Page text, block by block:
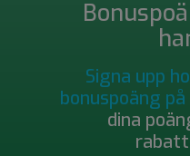
Signa upp
bonuspoäng
dina